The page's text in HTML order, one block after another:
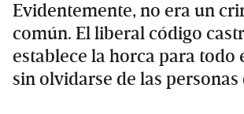
Evidentemente, no era un
común. El liberal código
establece la horca para todo
sin olvidarse de las personas